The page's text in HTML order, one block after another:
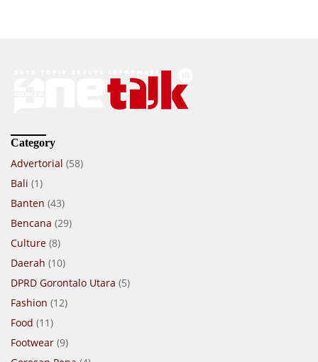
Category
Advertorial (58)
Bali (1)
Banten (43)
Bencana (29)
Culture (8)
Daerah (10)
DPRD Gorontalo Utara (5)
Fashion (12)
Food (11)
Footwear (9)